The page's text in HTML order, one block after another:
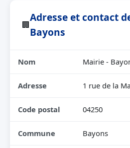
🏢
Adresse et contact
Bayons
Nom Mairie -
Adresse 1 rue de la
Code postal 04250
Commune Bayons